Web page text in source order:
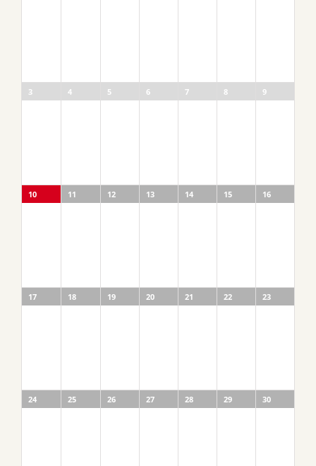
3 4 5 6 7 8 9
10 11 12 13 14 15 16
17 18 19 20 21 22 23
24 25 26 27 28 29 30